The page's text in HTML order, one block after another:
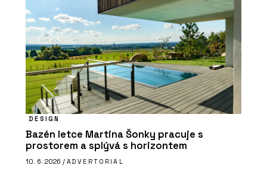
DESIGN
Bazén letce Martina Šonky pracuje s
prostorem a splývá s horizontem
10. 6. 2026 / ADVERTORIAL